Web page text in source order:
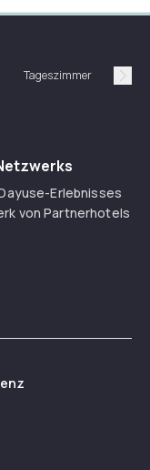
Tageszimmer
Erlebnisses
von Partnerhotels